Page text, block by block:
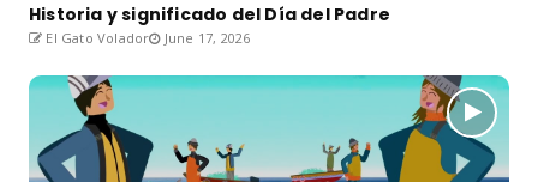
Historia y significado del Día del Padre
El Gato Volador June 17, 2026